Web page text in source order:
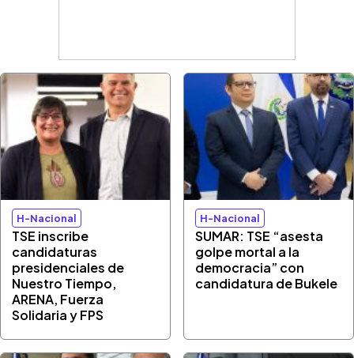
H-Nacional
TSE inscribe
candidaturas
presidenciales de
Nuestro Tiempo,
ARENA, Fuerza
Solidaria y FPS
H-Nacional
SUMAR: TSE “asesta
golpe mortal a la
democracia” con
candidatura de Bukele